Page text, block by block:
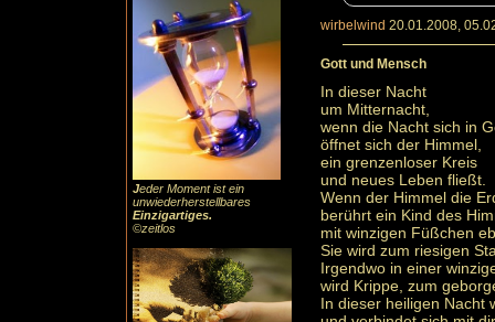
Jeder Moment ist ein
unwiederherstellbares
Einzigartiges.
©zeitlos
wirbelwind 20.01.2008,
Gott und Mensch
In dieser Nacht
um Mitternacht,
wenn die Nacht sich in
öffnet sich der Himmel,
ein grenzenloser Kreis
und neues Leben fließt.
Wenn der Himmel die
berührt ein Kind des
mit winzigen Füßchen
Sie wird zum riesigen
Irgendwo in einer
wird Krippe, zum
In dieser heiligen Nacht